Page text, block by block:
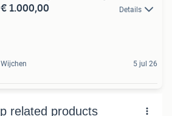
€ 1.000,00 Details
Wijchen 5 jul 26